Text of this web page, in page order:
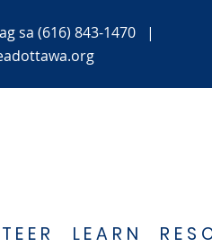
sa (616) 843-1470 |
LEARN